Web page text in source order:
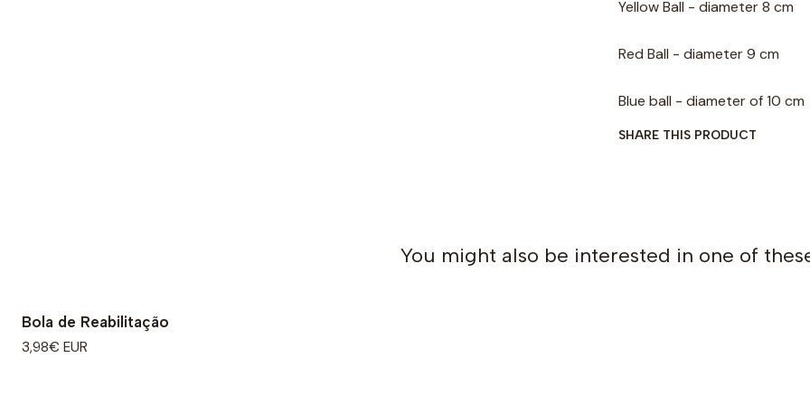
Yellow Ball - diameter 8 cm
Red Ball - diameter 9 cm
Blue ball - diameter of 10 cm
SHARE THIS PRODUCT
You might also be interested in one of
Bola de Reabilitação
3,98€ EUR